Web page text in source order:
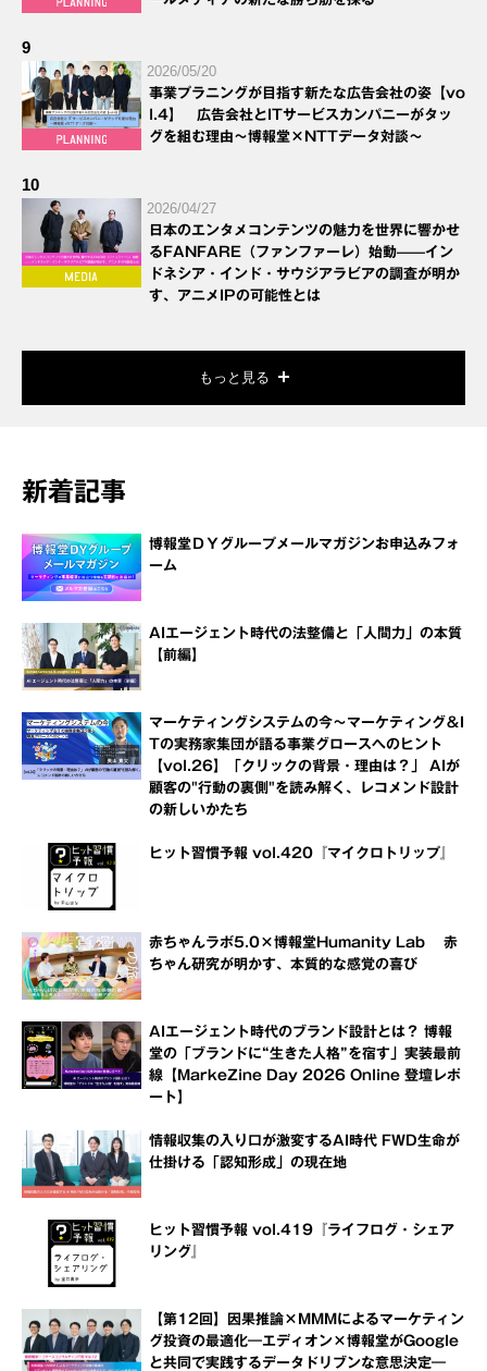
9
2026/05/20
事業プラニングが目指す新たな広告会社の姿【vo
l.4】 広告会社とITサービスカンパニーがタッ
グを組む理由～博報堂×NTTデータ対談～
10
2026/04/27
日本のエンタメコンテンツの魅力を世界に響かせ
るFANFARE（ファンファーレ）始動——イン
ドネシア・インド・サウジアラビアの調査が明か
す、アニメIPの可能性とは
もっと見る
新着記事
博報堂ＤＹグループメールマガジンお申込みフォ
ーム
AIエージェント時代の法整備と「人間力」の本質
【前編】
マーケティングシステムの今～マーケティング＆I
Tの実務家集団が語る事業グロースへのヒント
【vol.26】「クリックの背景・理由は？」 AIが
顧客の"行動の裏側"を読み解く、レコメンド設計
の新しいかたち
ヒット習慣予報 vol.420『マイクロトリップ』
赤ちゃんラボ5.0×博報堂Humanity Lab 赤
ちゃん研究が明かす、本質的な感覚の喜び
AIエージェント時代のブランド設計とは？ 博報
堂の「ブランドに“生きた人格”を宿す」実装最前
線【MarkeZine Day 2026 Online 登壇レポ
ート】
情報収集の入り口が激変するAI時代 FWD生命が
仕掛ける「認知形成」の現在地
ヒット習慣予報 vol.419『ライフログ・シェア
リング』
【第12回】因果推論×MMMによるマーケティン
グ投資の最適化―エディオン×博報堂がGoogle
と共同で実践するデータドリブンな意思決定―